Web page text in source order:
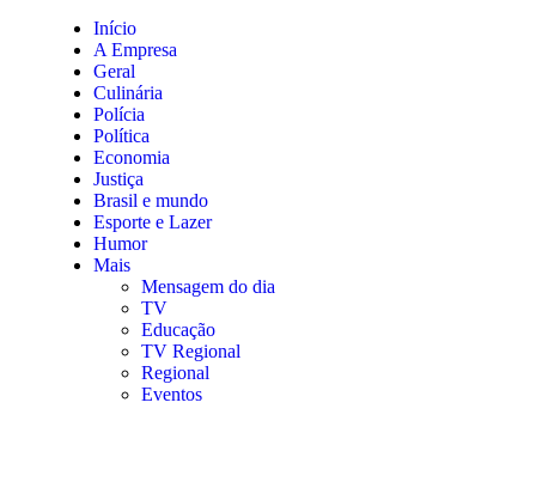
Início
A Empresa
Geral
Culinária
Polícia
Política
Economia
Justiça
Brasil e mundo
Esporte e Lazer
Humor
Mais
Mensagem do dia
TV
Educação
TV Regional
Regional
Eventos